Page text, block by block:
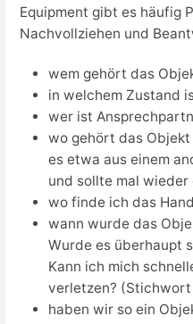
Equipment gibt es häufig
Nachvollziehen und
wem gehört das
in welchem Zustand
wer ist
wo gehört das
es etwa aus einem
und sollte mal
wo finde ich das
wann wurde das
Wurde es überhaupt
Kann ich mich
verletzen? (Stichwort
haben wir so ein